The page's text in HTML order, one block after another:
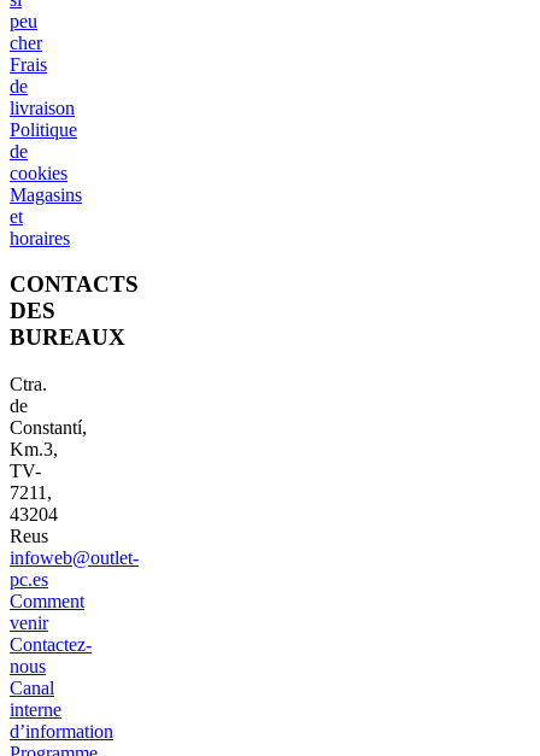
peu
cher
Frais
de
livraison
Politique
de
cookies
Magasins
et
horaires
CONTACTS
DES
BUREAUX
Ctra.
de
Constantí,
Km.3,
TV-
7211,
43204
Reus
infoweb@outlet-
pc.es
Comment
venir
Contactez-
nous
Canal
interne
d’information